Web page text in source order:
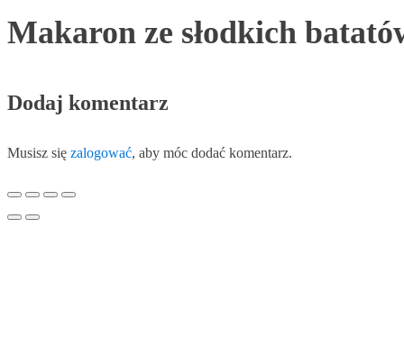
Makaron ze słodkich
Dodaj komentarz
Musisz się zalogować, aby móc dodać komentarz.